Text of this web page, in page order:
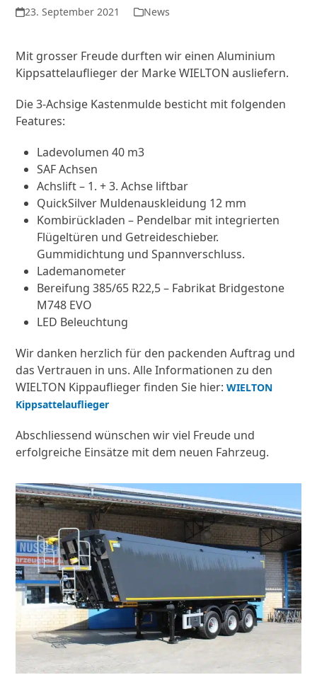
23. September 2021 News
Mit grosser Freude durften wir einen Aluminium
Kippsattelauflieger der Marke WIELTON ausliefern.
Die 3-Achsige Kastenmulde besticht mit folgenden
Features:
Ladevolumen 40 m3
SAF Achsen
Achslift – 1. + 3. Achse liftbar
QuickSilver Muldenauskleidung 12 mm
Kombirückladen – Pendelbar mit integrierten
Flügeltüren und Getreideschieber.
Gummidichtung und Spannverschluss.
Lademanometer
Bereifung 385/65 R22,5 – Fabrikat Bridgestone
M748 EVO
LED Beleuchtung
Wir danken herzlich für den packenden Auftrag und
das Vertrauen in uns. Alle Informationen zu den
WIELTON Kippauflieger finden Sie hier:WIELTON
Kippsattelauflieger
Abschliessend wünschen wir viel Freude und
erfolgreiche Einsätze mit dem neuen Fahrzeug.